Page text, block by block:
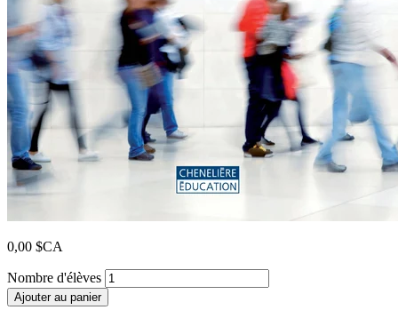
0,00 $CA
Nombre d'élèves
Ajouter au panier